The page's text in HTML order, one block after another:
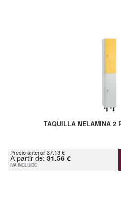
TAQUILLA MELAMINA 2
Precio anterior 37.13 €
A partir de: 31.56 €
IVA INCLUIDO